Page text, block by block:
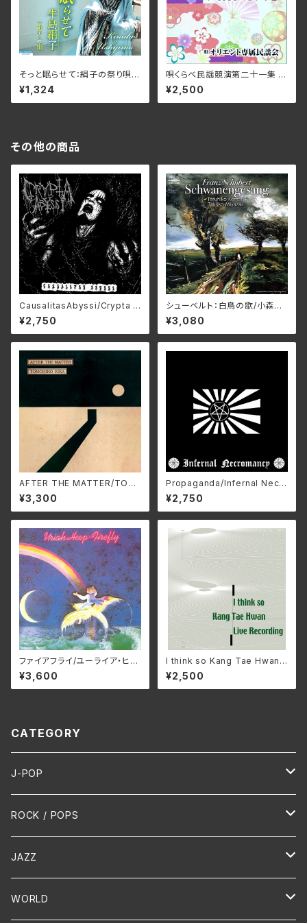
そっと眠らせて：絹子の祭り唄/
牛島絹子 SILK-JP073(仕様:
CD)
¥1,324
唄くらべ民謡競演第二十一集 /
オリエント専属民謡会 OMTE
-9019(仕様:CD)
¥2,500
その他の商品
CausalitasAbyssi/Crypta A
byssi HMP-122(仕様:CD)
¥2,750
シューベルト：白鳥の歌/小森輝
彦&宮﨑貴子 NARD-5090
(仕様:CD)
¥3,080
AFTER THE MATTER/TOM
OHIKO KIRA HARV-0025
(仕様:CD)
¥3,300
Propaganda/Infernal Necr
omancy ZDR-073(仕様:C
D)
¥2,750
ファイアフライ/ユーライア・ヒー
プ BELLE-264388(仕様:SH
M-CD)
¥3,600
I think so Kang Tae Hwan L
ive Recording/姜 泰煥カン・
テーファン IMA-SZOK0(仕
様:CD)
¥2,500
CATEGORY
J-POP
HR/HM
演歌 / 歌謡曲
PUNK/HARDCORE
ROCK / POPS
Oldies
HR/HM
JAZZ
Vocal
WORLD